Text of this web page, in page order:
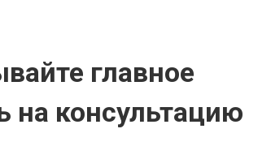
главное
на консультацию